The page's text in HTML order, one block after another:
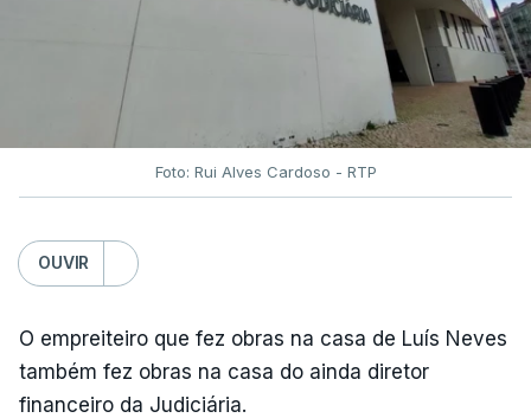
Foto: Rui Alves Cardoso - RTP
OUVIR
O empreiteiro que fez obras na casa de Luís Neves
também fez obras na casa do ainda diretor
financeiro da Judiciária.